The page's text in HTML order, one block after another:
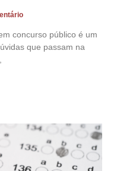
concurso público é um
que passam na